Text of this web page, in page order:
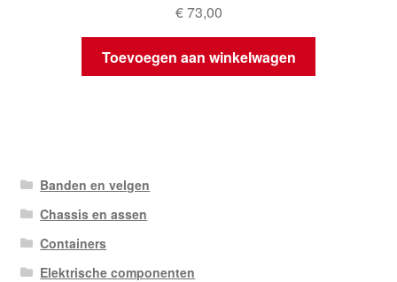
€73,00
Toevoegen aan winkelwagen
Banden en velgen
Chassis en assen
Containers
Elektrische componenten